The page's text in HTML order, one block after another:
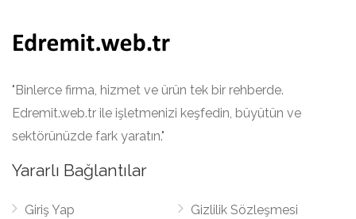
"Binlerce firma, hizmet ve ürün tek bir rehberde.
Edremit.web.tr ile işletmenizi keşfedin, büyütün ve
sektörünüzde fark yaratın."
Yararlı Bağlantılar
Giriş Yap
Gizlilik Sözleşmesi